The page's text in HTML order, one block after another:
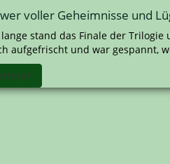
voller Geheimnisse und
stand das Finale der
aufgefrischt und war gespannt,